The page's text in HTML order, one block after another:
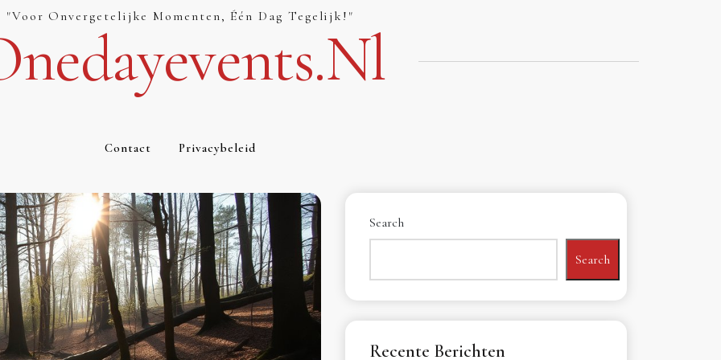
"Voor Onvergetelijke Momenten, Één Dag Tegelijk!"
Contact Privacybeleid
Search
Search
Recente Berichten